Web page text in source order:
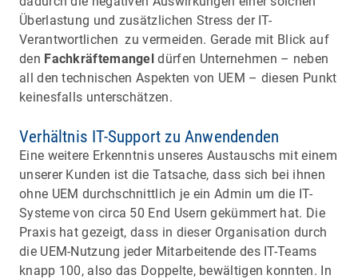
Überlastung und zusätzlichen Stress der IT-
Verantwortlichen zu vermeiden. Gerade mit Blick auf
den Fachkräftemangel dürfen Unternehmen – neben
all den technischen Aspekten von UEM – diesen Punkt
keinesfalls unterschätzen.
Verhältnis IT-Support zu Anwendenden
Eine weitere Erkenntnis unseres Austauschs mit einem
unserer Kunden ist die Tatsache, dass sich bei ihnen
ohne UEM durchschnittlich je ein Admin um die IT-
Systeme von circa 50 End Usern gekümmert hat. Die
Praxis hat gezeigt, dass in dieser Organisation durch
die UEM-Nutzung jeder Mitarbeitende des IT-Teams
knapp 100, also das Doppelte, bewältigen konnten. In